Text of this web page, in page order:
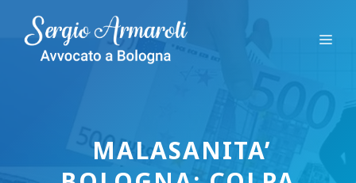
contenuto
MALASANITA’